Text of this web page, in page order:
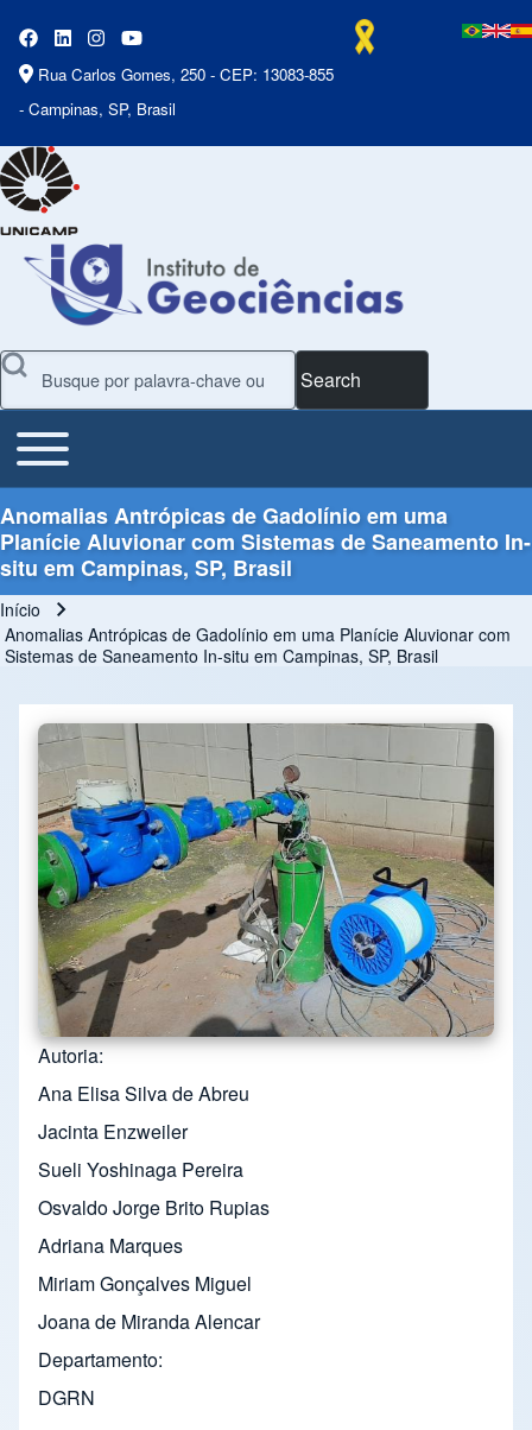
Rua Carlos Gomes, 250 - CEP: 13083-855
- Campinas, SP, Brasil
Search
Main Menu
Toggle main menu
Anomalias Antrópicas de Gadolínio em uma
Planície Aluvionar com Sistemas de Saneamento In-
situ em Campinas, SP, Brasil
Trilha de navegação
Início
Anomalias Antrópicas de Gadolínio em uma Planície Aluvionar com
Sistemas de Saneamento In-situ em Campinas, SP, Brasil
Autoria
Ana Elisa Silva de Abreu
Jacinta Enzweiler
Sueli Yoshinaga Pereira
Osvaldo Jorge Brito Rupias
Adriana Marques
Miriam Gonçalves Miguel
Joana de Miranda Alencar
Departamento
DGRN